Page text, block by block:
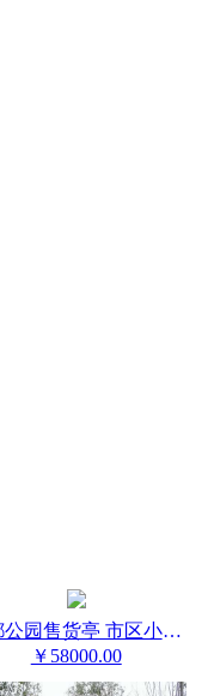
成都公园售货亭 市区小吃亭 游乐园售票亭
￥58000.00